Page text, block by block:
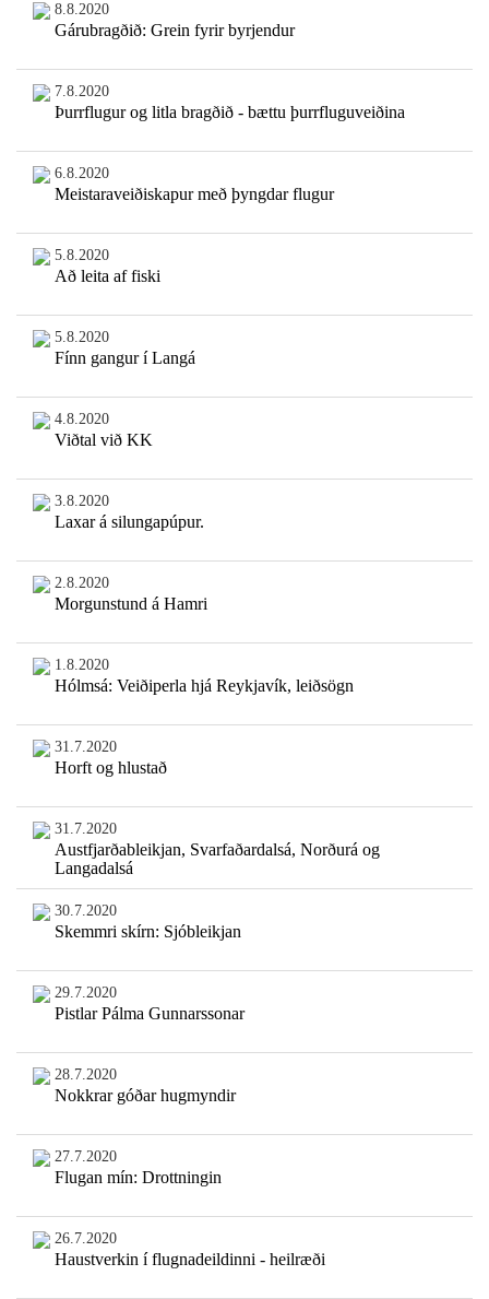
8.8.2020
Gárubragðið: Grein fyrir byrjendur
7.8.2020
Þurrflugur og litla bragðið - bættu þurrfluguveiðina
6.8.2020
Meistaraveiðiskapur með þyngdar flugur
5.8.2020
Að leita af fiski
5.8.2020
Fínn gangur í Langá
4.8.2020
Viðtal við KK
3.8.2020
Laxar á silungapúpur.
2.8.2020
Morgunstund á Hamri
1.8.2020
Hólmsá: Veiðiperla hjá Reykjavík, leiðsögn
31.7.2020
Horft og hlustað
31.7.2020
Austfjarðableikjan, Svarfaðardalsá, Norðurá og
Langadalsá
30.7.2020
Skemmri skírn: Sjóbleikjan
29.7.2020
Pistlar Pálma Gunnarssonar
28.7.2020
Nokkrar góðar hugmyndir
27.7.2020
Flugan mín: Drottningin
26.7.2020
Haustverkin í flugnadeildinni - heilræði